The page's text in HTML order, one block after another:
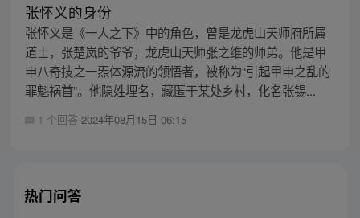
张怀义的身份
张怀义是《一人之下》中的角色，曾是龙虎山天师府所属
道士，张楚岚的爷爷，龙虎山天师张之维的师弟。他是甲
申八奇技之一炁体源流的领悟者，被称为“引起甲申之乱的
罪魁祸首”。他隐姓埋名，藏匿于某处乡村，化名张锡...
1 个回答 2024年08月15日 06:15
热门问答